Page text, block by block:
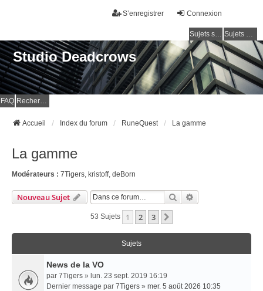
Connexion
S’enregistrer
Sujets sans réponse Sujets actifs
Studio Deadcrows
FAQ Rechercher
Accueil Index du forum RuneQuest La gamme
La gamme
Modérateurs : 7Tigers, kristoff, deBorn
Nouveau Sujet Rechercher
53 Sujets 1 2 3
Sujets
News de la VO
par 7Tigers » lun. 23 sept. 2019 16:19
Dernier message par 7Tigers » mer. 5 août 2026 10:35